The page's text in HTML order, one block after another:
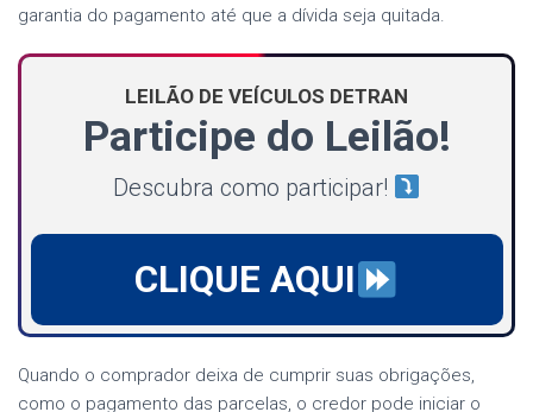
garantia do pagamento até que a dívida seja quitada.
LEILÃO DE VEÍCULOS DETRAN
Participe do Leilão!
Descubra como participar!
CLIQUE AQUI
Quando o comprador deixa de cumprir suas obrigações,
como o pagamento das parcelas, o credor pode iniciar o